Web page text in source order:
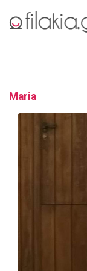
Maria